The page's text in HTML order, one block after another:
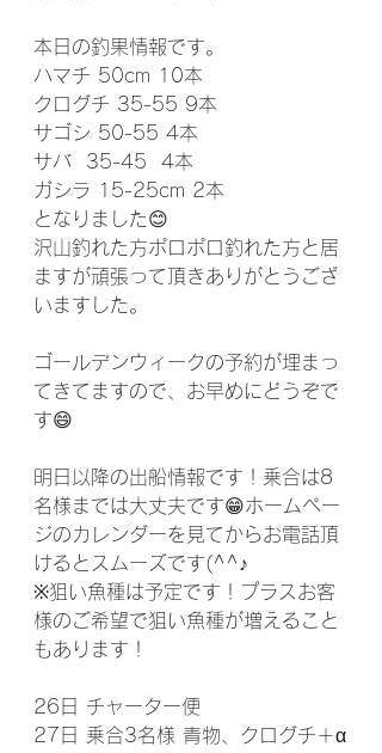
本日の釣果情報です。
ハマチ 50cm 10本
クログチ 35-55 9本
サゴシ 50-55 4本
サバ  35-45  4本
ガシラ 15-25cm 2本
となりました😊
沢山釣れた方ポロポロ釣れた方と居
ますが頑張って頂きありがとうござ
いますした。
ゴールデンウィークの予約が埋まっ
てきてますので、お早めにどうぞで
す😄
明日以降の出船情報です！乗合は8
名様までは大丈夫です😁ホームペー
ジのカレンダーを見てからお電話頂
けるとスムーズです(^^♪
※狙い魚種は予定です！プラスお客
様のご希望で狙い魚種が増えること
もあります！
26日 チャーター便
27日 乗合3名様 青物、クログチ＋‪α